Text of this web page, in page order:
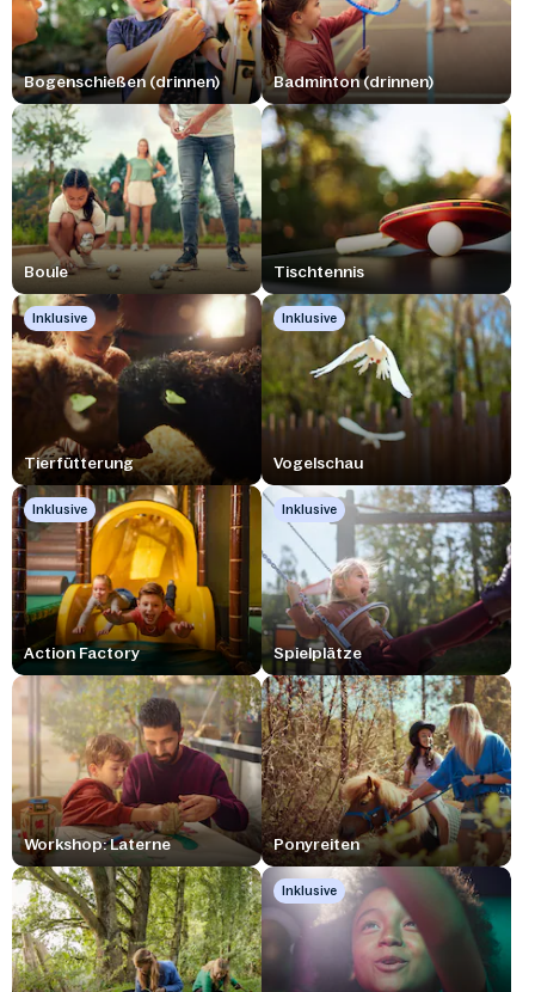
Bogenschießen (drinnen) Badminton (drinnen)
Boule Tischtennis
Inklusive
Tierfütterung
Inklusive
Vogelschau
Inklusive
Action Factory
Inklusive
Spielplätze
Workshop: Laterne Ponyreiten
Inklusive